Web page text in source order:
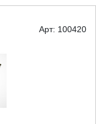
Арт: 100420